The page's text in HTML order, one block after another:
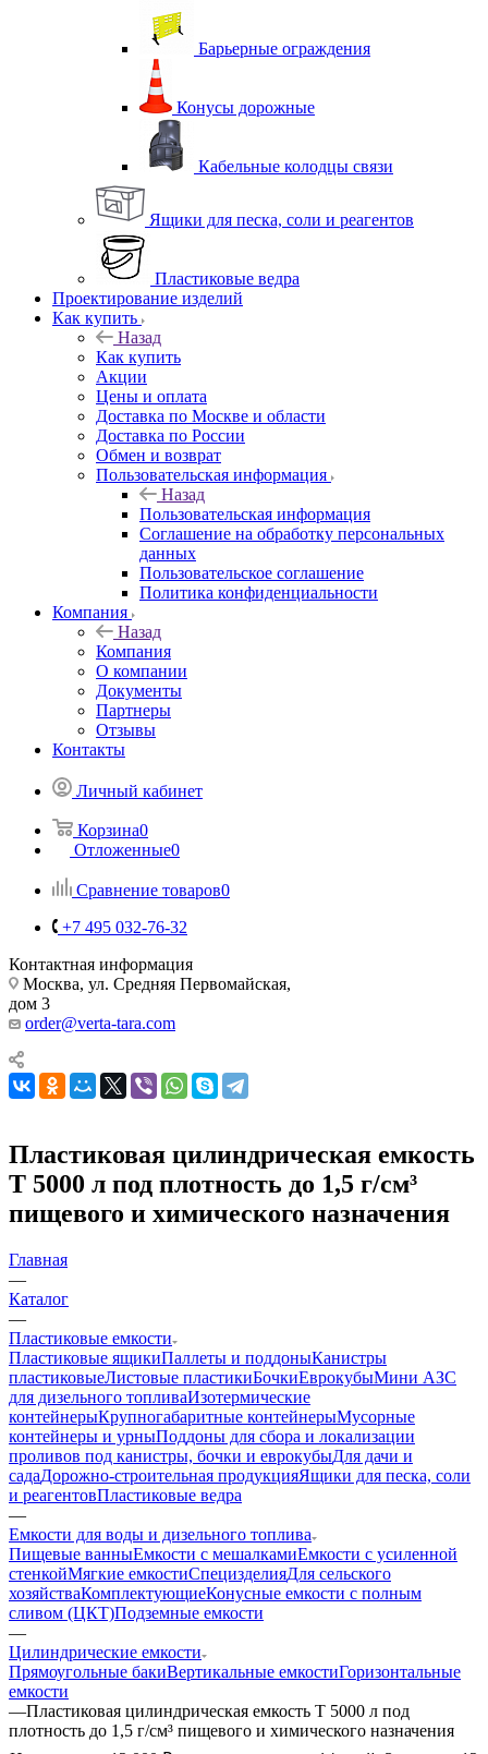
Барьерные ограждения
Конусы дорожные
Кабельные колодцы связи
Ящики для песка, соли и реагентов
Пластиковые ведра
Проектирование изделий
Как купить
Назад
Как купить
Акции
Цены и оплата
Доставка по Москве и области
Доставка по России
Обмен и возврат
Пользовательская информация
Назад
Пользовательская информация
Соглашение на обработку персональных
данных
Пользовательское соглашение
Политика конфиденциальности
Компания
Назад
Компания
О компании
Документы
Партнеры
Отзывы
Контакты
Личный кабинет
Корзина0
Отложенные0
Сравнение товаров0
+7 495 032-76-32
Контактная информация
Москва, ул. Средняя Первомайская,
дом 3
order@verta-tara.com
Пластиковая цилиндрическая емкость
T 5000 л под плотность до 1,5 г/см³
пищевого и химического назначения
Главная
—
Каталог
—
Пластиковые емкости
Пластиковые ящикиПаллеты и поддоныКанистры
пластиковыеЛистовые пластикиБочкиЕврокубыМини АЗС
для дизельного топливаИзотермические
контейнерыКрупногабаритные контейнерыМусорные
контейнеры и урныПоддоны для сбора и локализации
проливов под канистры, бочки и еврокубыДля дачи и
садаДорожно-строительная продукцияЯщики для песка, соли
и реагентовПластиковые ведра
—
Емкости для воды и дизельного топлива
Пищевые ванныЕмкости с мешалкамиЕмкости с усиленной
стенкойМягкие емкостиСпецизделияДля сельского
хозяйстваКомплектующиеКонусные емкости с полным
сливом (ЦКТ)Подземные емкости
—
Цилиндрические емкости
Прямоугольные бакиВертикальные емкостиГоризонтальные
емкости
—Пластиковая цилиндрическая емкость T 5000 л под
плотность до 1,5 г/см³ пищевого и химического назначения